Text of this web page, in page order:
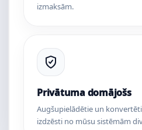
izmaksām.
Privātuma domājošs
Augšupielādētie un
izdzēsti no mūsu sistēmām